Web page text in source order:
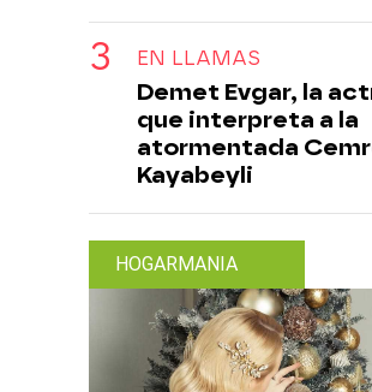
EN LLAMAS
Demet Evgar, la
que interpreta a la
atormentada
Kayabeyli
HOGARMANIA